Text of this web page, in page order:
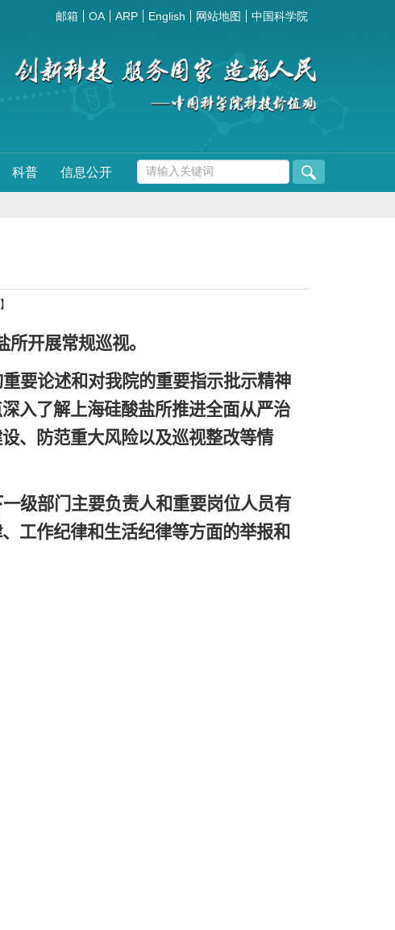
邮箱 OA ARP English 网站地图 中国科学院
科普 信息公开
开展常规巡视。
要论述和对我院的重要指示批示精神
入了解上海硅酸盐所推进全面从严治
、防范重大风险以及巡视整改等情
级部门主要负责人和重要岗位人员有
工作纪律和生活纪律等方面的举报和